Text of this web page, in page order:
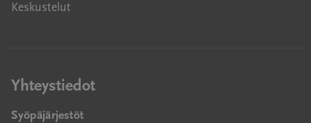
Keskustelut
Yhteystiedot
Syöpäjärjestöt